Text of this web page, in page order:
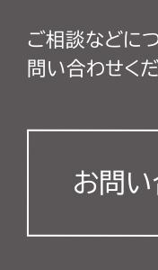
ご相談などに
問い合わせくだ
お問い